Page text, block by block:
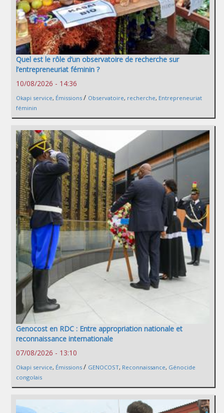
Quel est le rôle d’un observatoire de recherche sur
l’entrepreneuriat féminin ?
10/08/2026 - 14:36
Okapi service, Émissions / Observatoire, recherche, Entrepreneuriat
féminin
Genocost en RDC : Entre appropriation nationale et
reconnaissance internationale
07/08/2026 - 13:10
Okapi service, Émissions / GENOCOST, Reconnaissance, Génocide
congolais